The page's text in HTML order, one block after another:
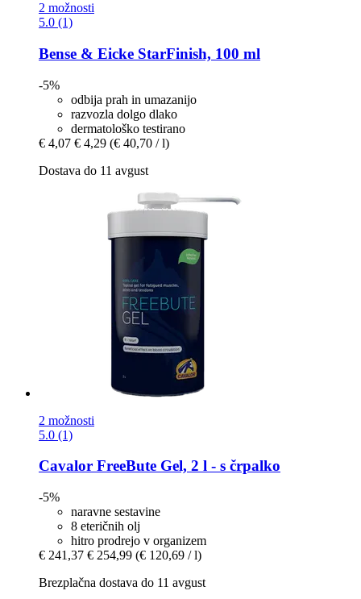
2 možnosti
5.0 (1)
Bense & Eicke StarFinish, 100 ml
-5%
odbija prah in umazanijo
razvozla dolgo dlako
dermatološko testirano
€ 4,07 € 4,29 (€ 40,70 / l)
Dostava do 11 avgust
2 možnosti
5.0 (1)
Cavalor FreeBute Gel, 2 l -​ s črpalko
-5%
naravne sestavine
8 eteričnih olj
hitro prodrejo v organizem
€ 241,37 € 254,99 (€ 120,69 / l)
Brezplačna dostava do 11 avgust